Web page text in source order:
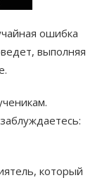
ошибка
выполняя
который